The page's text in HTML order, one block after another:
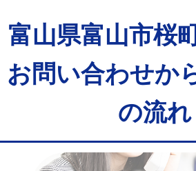
富山県富山市桜
お問い合わせか
の流れ